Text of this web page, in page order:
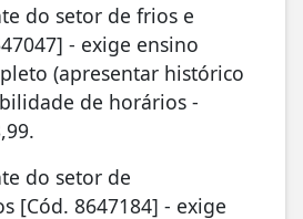
do setor de frios e
- exige ensino
(apresentar histórico
de horários -
do setor de
[Cód. 8647184] - exige